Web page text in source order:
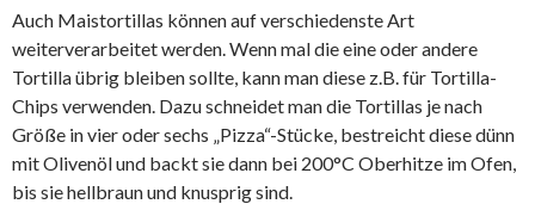
Auch Maistortillas können auf verschiedenste Art
weiterverarbeitet werden. Wenn mal die eine oder andere
Tortilla übrig bleiben sollte, kann man diese z.B. für Tortilla-
Chips verwenden. Dazu schneidet man die Tortillas je nach
Größe in vier oder sechs „Pizza“-Stücke, bestreicht diese dünn
mit Olivenöl und backt sie dann bei 200°C Oberhitze im Ofen,
bis sie hellbraun und knusprig sind.